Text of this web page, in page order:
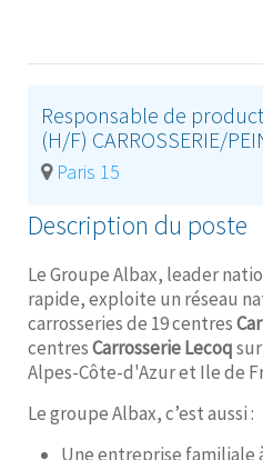
Responsable de
(H/F) CARROSSERIE/
Paris 15
Description du poste
Le Groupe Albax, leader
rapide, exploite un réseau
carrosseries de 19 centres
centresCarrosserie Lecoq
Alpes-Côte-d'Azur et Ile de
Le groupe Albax, c’est aussi :
Une entreprise familiale